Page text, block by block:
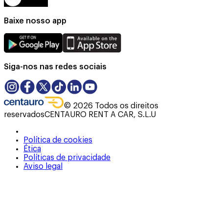
Baixe nosso app
Siga-nos nas redes sociais
© 2026 Todos os direitos
reservadosCENTAURO RENT A CAR, S.L.U
Política de cookies
Ética
Políticas de privacidade
Aviso legal